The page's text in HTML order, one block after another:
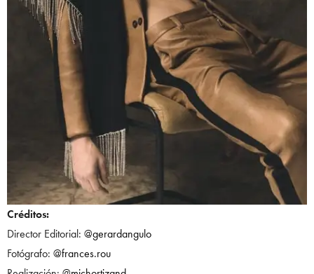
Créditos:
Director Editorial: @gerardangulo
Fotógrafo: @frances.rou